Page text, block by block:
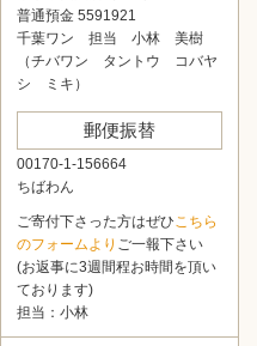
普通預金 5591921
千葉ワン 担当 小林 美樹
（チバワン タントウ コバヤ
シ ミキ）
郵便振替
00170-1-156664
ちばわん
ご寄付下さった方はぜひこちら
のフォームより ご一報下さい
(お返事に3週間程お時間を頂い
ております)
担当：小林